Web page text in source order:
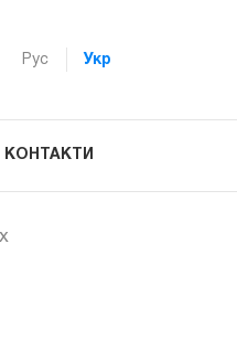
Рус Укр
КОНТАКТИ